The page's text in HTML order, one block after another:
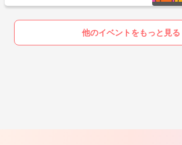
他のイベントをもっと見る